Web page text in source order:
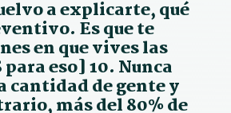
a explicarte, qué
Es que te
en que vives las
eso] 10. Nunca
de gente y
más del 80% de